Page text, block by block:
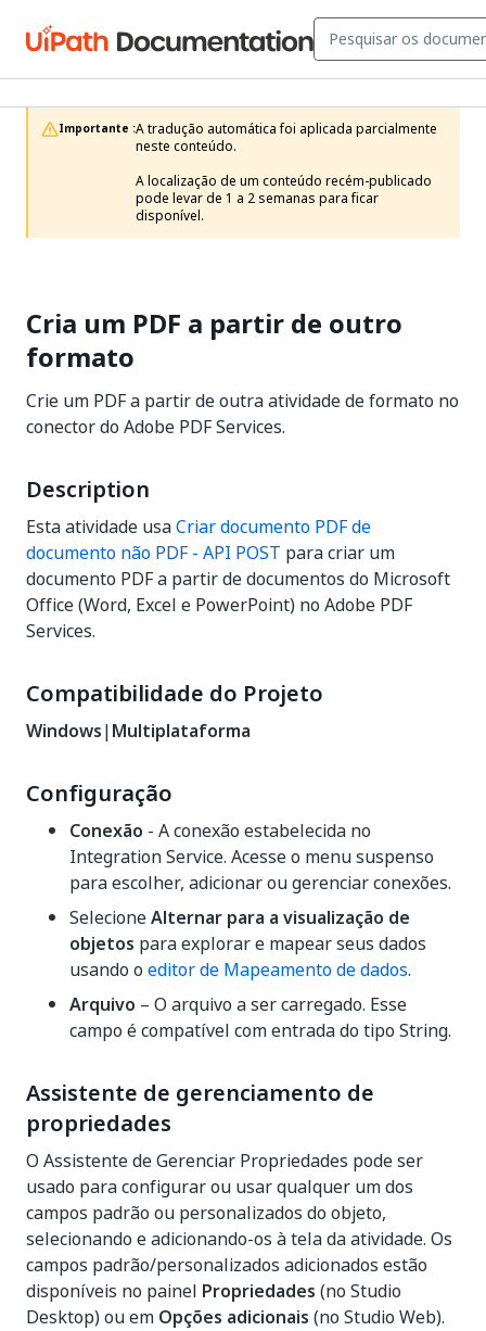
Importante :A tradução automática foi aplicada parcialmente
neste conteúdo.
A localização de um conteúdo recém-publicado
pode levar de 1 a 2 semanas para ficar
disponível.
Cria um PDF a partir de outro
formato
Crie um PDF a partir de outra atividade de formato no
conector do Adobe PDF Services.
Description
Esta atividade usaCriar documento PDF de
documento não PDF - API POST para criar um
documento PDF a partir de documentos do Microsoft
Office (Word, Excel e PowerPoint) no Adobe PDF
Services.
Compatibilidade do Projeto
Windows|Multiplataforma
Configuração
Conexão - A conexão estabelecida no
Integration Service. Acesse o menu suspenso
para escolher, adicionar ou gerenciar conexões.
SelecioneAlternar para a visualização de
objetos para explorar e mapear seus dados
usando o editor de Mapeamento de dados.
Arquivo – O arquivo a ser carregado. Esse
campo é compatível com entrada do tipo String.
Assistente de gerenciamento de
propriedades
O Assistente de Gerenciar Propriedades pode ser
usado para configurar ou usar qualquer um dos
campos padrão ou personalizados do objeto,
selecionando e adicionando-os à tela da atividade. Os
campos padrão/personalizados adicionados estão
disponíveis no painel Propriedades (no Studio
Desktop) ou em Opções adicionais (no Studio Web).